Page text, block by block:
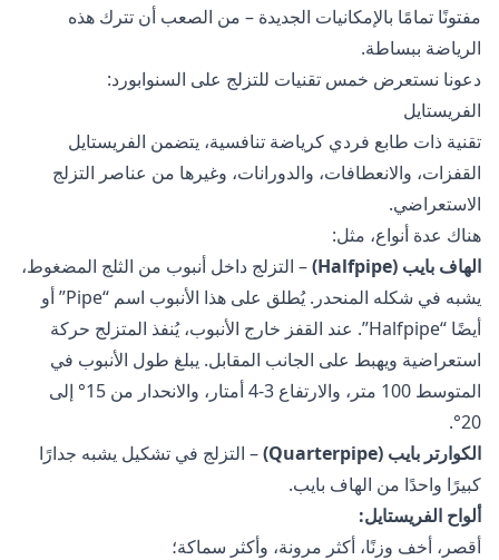
مفتونًا تمامًا بالإمكانيات الجديدة – من الصعب أن تترك هذه
الرياضة ببساطة.
دعونا نستعرض خمس تقنيات للتزلج على السنوابورد:
الفريستايل
تقنية ذات طابع فردي كرياضة تنافسية، يتضمن الفريستايل
القفزات، والانعطافات، والدورانات، وغيرها من عناصر التزلج
الاستعراضي.
هناك عدة أنواع، مثل:
الهاف بايب (Halfpipe)
– التزلج داخل أنبوب من الثلج المضغوط،
يشبه في شكله المنحدر. يُطلق على هذا الأنبوب اسم “Pipe” أو
أيضًا “Halfpipe”. عند القفز خارج الأنبوب، يُنفذ المتزلج حركة
استعراضية ويهبط على الجانب المقابل. يبلغ طول الأنبوب في
المتوسط 100 متر، والارتفاع 3-4 أمتار، والانحدار من 15° إلى
20°.
الكوارتر بايب (Quarterpipe)
– التزلج في تشكيل يشبه جدارًا
كبيرًا واحدًا من الهاف بايب.
ألواح الفريستايل:
أقصر، أخف وزنًا، أكثر مرونة، وأكثر سماكة؛